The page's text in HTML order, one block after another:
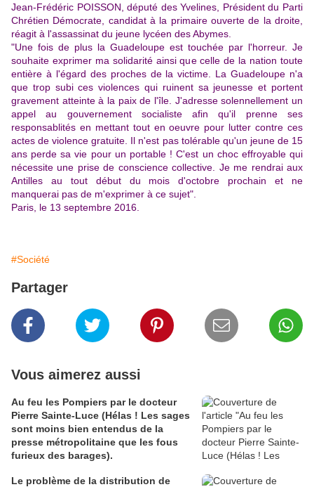
Jean-Frédéric POISSON, député des Yvelines, Président du Parti
Chrétien Démocrate, candidat à la primaire ouverte de la droite,
réagit à l'assassinat du jeune lycéen des Abymes.
"Une fois de plus la Guadeloupe est touchée par l'horreur. Je
souhaite exprimer ma solidarité ainsi que celle de la nation toute
entière à l'égard des proches de la victime. La Guadeloupe n'a
que trop subi ces violences qui ruinent sa jeunesse et portent
gravement atteinte à la paix de l'île. J'adresse solennellement un
appel au gouvernement socialiste afin qu'il prenne ses
responsablités en mettant tout en oeuvre pour lutter contre ces
actes de violence gratuite. Il n'est pas tolérable qu'un jeune de 15
ans perde sa vie pour un portable ! C'est un choc effroyable qui
nécessite une prise de conscience collective. Je me rendrai aux
Antilles au tout début du mois d'octobre prochain et ne
manquerai pas de m'exprimer à ce sujet".
Paris, le 13 septembre 2016.
#Société
Partager
Vous aimerez aussi
Au feu les Pompiers par le docteur
Pierre Sainte-Luce (Hélas ! Les sages
sont moins bien entendus de la
presse métropolitaine que les fous
furieux des barages).
Le problème de la distribution de